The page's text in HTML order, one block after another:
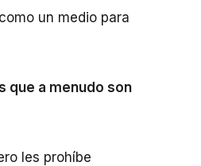
un medio para
que a menudo son
les prohíbe